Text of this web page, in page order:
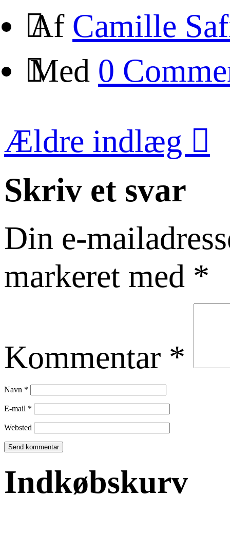
Af Camille
Med 0
Ældre indlæg
Skriv et svar
Din e-
markeret med *
Kommentar *
Navn *
E-mail *
Websted
Indkøbskurv